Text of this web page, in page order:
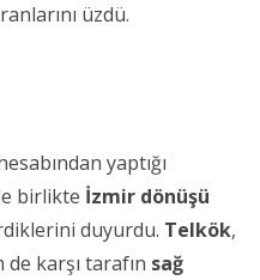
üzdü.
yaptığı
birlikte İzmir dönüşü
duyurdu. Telkök,
karşı tarafın sağ